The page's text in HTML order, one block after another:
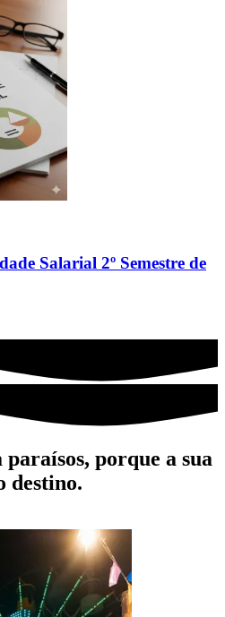
Salarial 2º Semestre de
paraísos, porque a sua
destino.